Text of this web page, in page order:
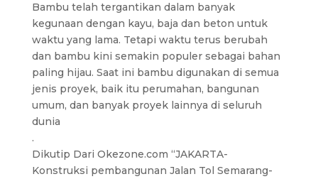
Bambu telah tergantikan dalam banyak
kegunaan dengan kayu, baja dan beton untuk
waktu yang lama. Tetapi waktu terus berubah
dan bambu kini semakin populer sebagai bahan
paling hijau. Saat ini bambu digunakan di semua
jenis proyek, baik itu perumahan, bangunan
umum, dan banyak proyek lainnya di seluruh
dunia
.
Dikutip Dari Okezone.com “JAKARTA-
Konstruksi pembangunan Jalan Tol Semarang-